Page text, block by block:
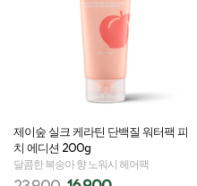
제이숲 실크 케라틴 단백질 워터팩 피
치 에디션 200g
달콤한 복숭아 향 노워시 헤어팩